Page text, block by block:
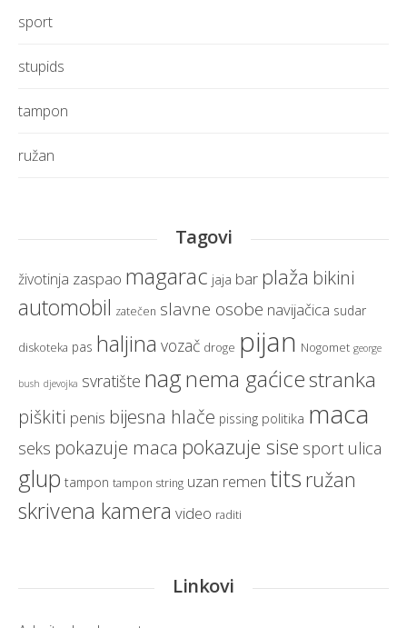
sport
stupids
tampon
ružan
Tagovi
životinja zaspao magarac jaja bar plaža bikini
automobil zatečen slavne osobe navijačica sudar
diskoteka pas haljina vozač droge pijan Nogomet george
bush djevojka svratište nagnema gaćicestranka
piškiti penis bijesna hlače pissing politika maca
seks pokazuje maca pokazuje sise sport ulica
glup tampon tampon string uzan remen tits ružan
skrivena kamera video raditi
Linkovi